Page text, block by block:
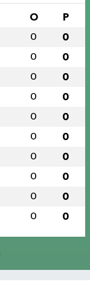
O P
0 0
0 0
0 0
0 0
0 0
0 0
0 0
0 0
0 0
0 0